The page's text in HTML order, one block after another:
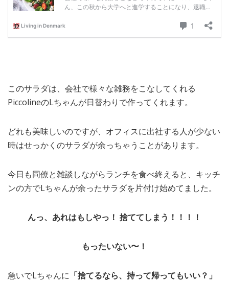
ABOUT US- サイトについて
このサラダは、会社で様々な雑務をこなしてくれる
PiccolineのLちゃんが日替わりで作ってくれます。
どれも美味しいのですが、オフィスに出社する人が少ない
時はせっかくのサラダが余っちゃうことがあります。
今日も同僚と雑談しながらランチを食べ終えると、キッチ
ンの方でLちゃんが余ったサラダを片付け始めてました。
んっ、あれはもしやっ！ 捨ててしまう！！！！
もったいない〜！
急いでLちゃんに 「捨てるなら、持って帰ってもいい？」